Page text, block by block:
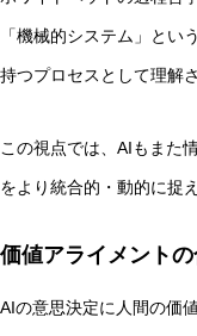
「機械的システム」と
持つプロセスとして理解
この視点では、AIもまた
をより統合的・動的に捉
価値アライメント
AIの意思決定に人間の価